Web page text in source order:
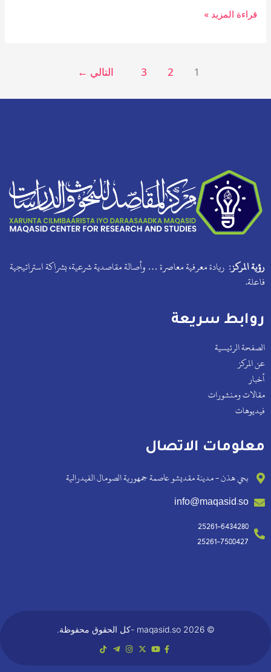
قراءة المزيد »
1
2
3 التالي ←
رؤية المركز: ريادة معرفية معاصرة … وأصالة مقاصدية شرعية، بشراكة استراتيجية
فاعلة.
روابط سريعة
الصفحة الرئيسية
عن المركز
أخبار
مقالات ومنشورات
فيديوهات
معلومات الاتصال
بحي هذن - مدينة مقديشو عاصمة جمهورية الصومال الفيدرالية
info@maqasid.so
25261-6434280
25261-7500427
© 2026 maqasid.so -كل الحقوق محفوظة.